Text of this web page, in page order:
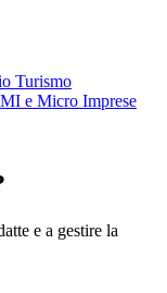
Turismo
e Micro Imprese
e a gestire la